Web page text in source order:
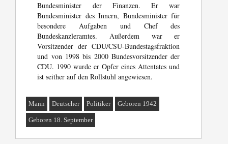
Bundesminister der Finanzen. Er war
Bundesminister des Innern, Bundesminister für
besondere Aufgaben und Chef des
Bundeskanzleramtes. Außerdem war er
Vorsitzender der CDU/CSU-Bundestagsfraktion
und von 1998 bis 2000 Bundesvorsitzender der
CDU. 1990 wurde er Opfer eines Attentates und
ist seither auf den Rollstuhl angewiesen.
Mann Deutscher Politiker Geboren 1942
Geboren 18. September